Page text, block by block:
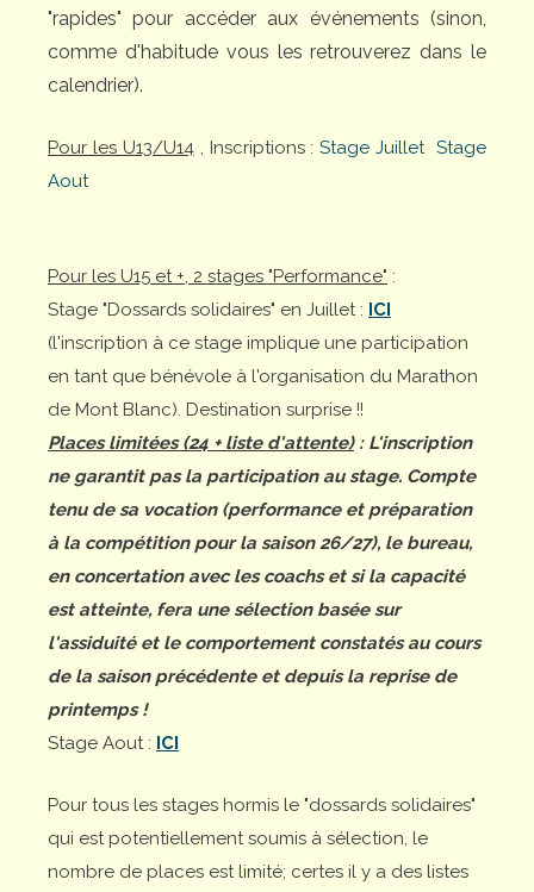
"rapides" pour accéder aux événements (sinon,
comme d'habitude vous les retrouverez dans le
calendrier).
Pour les U13/U14, Inscriptions :Stage Juillet Stage
Aout
Pour les U15 et +, 2 stages "Performance" :
Stage "Dossards solidaires" en Juillet : ICI
(l'inscription à ce stage implique une participation
en tant que bénévole à l'organisation du Marathon
de Mont Blanc). Destination surprise !!
Places limitées (24 + liste d'attente): L'inscription
ne garantit pas la participation au stage. Compte
tenu de sa vocation (performance et préparation
à la compétition pour la saison 26/27), le bureau,
en concertation avec les coachs et si la capacité
est atteinte, fera une sélection basée sur
l'assiduité et le comportement constatés au cours
de la saison précédente et depuis la reprise de
printemps !
Stage Aout : ICI
Pour tous les stages hormis le "dossards solidaires"
qui est potentiellement soumis à sélection, le
nombre de places est limité; certes il y a des listes